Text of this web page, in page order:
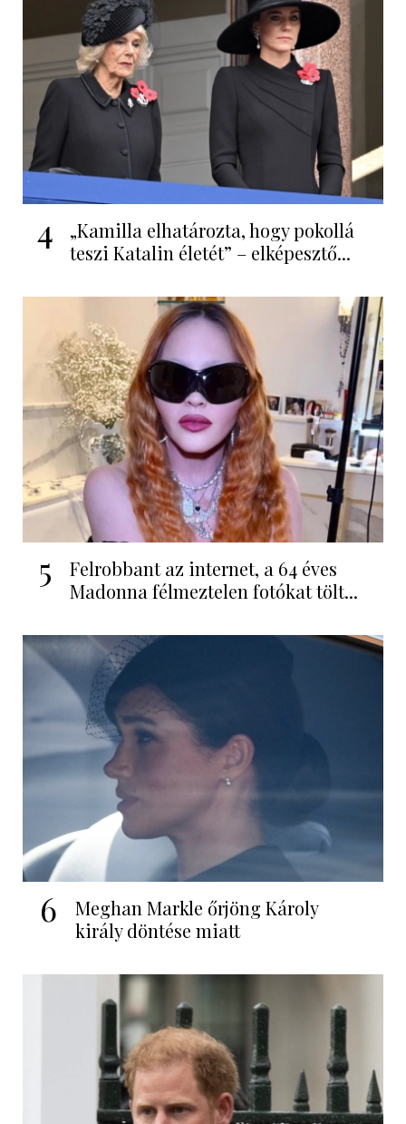
4
„Kamilla elhatározta, hogy pokollá
teszi Katalin életét” – elképesztő...
5
Felrobbant az internet, a 64 éves
Madonna félmeztelen fotókat tölt...
6
Meghan Markle őrjöng Károly
király döntése miatt